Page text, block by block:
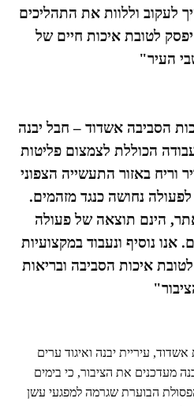
לעקוב וללוות את התהליכים
לטובת איכות חיים של
העיר"
הסביבה אשדוד – חבל יבנה
הכוללת לצמצום פליטות
וריח באזור התעשייה הצפוני
לפעולה נחושה כנגד מזהמים.
הינם תוצאה של פעולה
נוסיף ונעבוד במקצועיות
איכות הסביבה ובריאות
עיריית יבנה ואיגוד ערים
מעדכנים את הציבור, כי בימים
הפסולת הבוערת שגרמה למפגעי עשן